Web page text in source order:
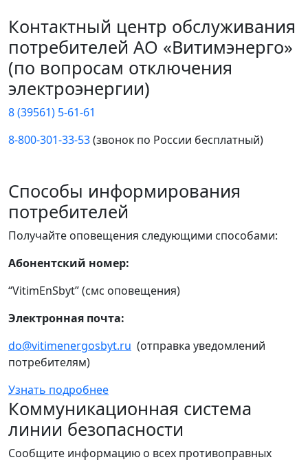
Контактный центр обслуживания
потребителей АО «Витимэнерго»
(по вопросам отключения
электроэнергии)
8 (39561) 5-61-61
8-800-301-33-53(звонок по России бесплатный)
Способы информирования
потребителей
Получайте оповещения следующими способами:
Абонентский номер:
“VitimEnSbyt” (смс оповещения)
Электронная почта:
do@vitimenergosbyt.ru (отправка уведомлений
потребителям)
Узнать подробнее
Коммуникационная система
линии безопасности
Сообщите информацию о всех противоправных